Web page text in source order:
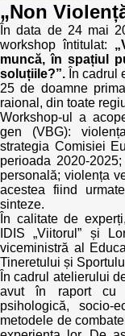
„Non
În data de 24 mai
workshop întitulat:
muncă, în spațiul
soluțiile?”. În cadrul
25 de doamne
raional, din toate
Workshop-ul a
gen (VBG):
strategia Comisiei
perioada 2020-
personală; violența
acestea fiind
sinteze.
În calitate de
IDIS „Viitorul” și
viceministră al
Tineretului și
În cadrul atelierului
avut în raport cu
psihologică, socio-
metodele de